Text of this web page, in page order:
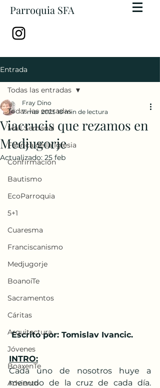
Parroquia SFA
Entrada
Todas las entradas
Mail Semanal
Fábrica de la Iglesia
Confirmación
Bautismo
EcoParroquia
5+1
Cuaresma
Franciscanismo
Medjugorje
BoanoiTe
Sacramentos
Cáritas
Arquitectura
Jóvenes
BoaxenTe
Adviento
Todas las entradas
Viacrucis que rezamos en
Medjugorje
Fray Dino
7 mar 2025 18 min de lectura
Actualizado: 25 feb
Escrito por: Tomislav Ivancic.
INTRO:
Cada uno de nosotros huye a
menudo de la cruz de cada día.